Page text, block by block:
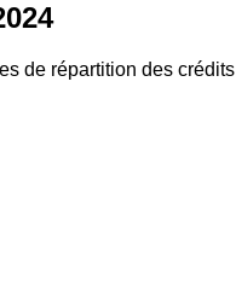
de répartition des crédits